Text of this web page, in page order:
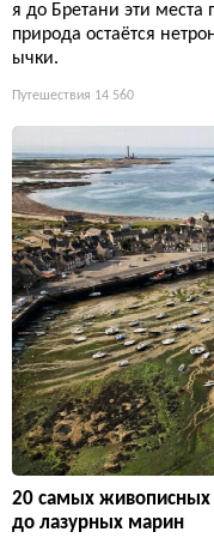
я до Бретани эти места
природа остаётся
ычки.
Путешествия 14 560
20 самых живописных
до лазурных марин